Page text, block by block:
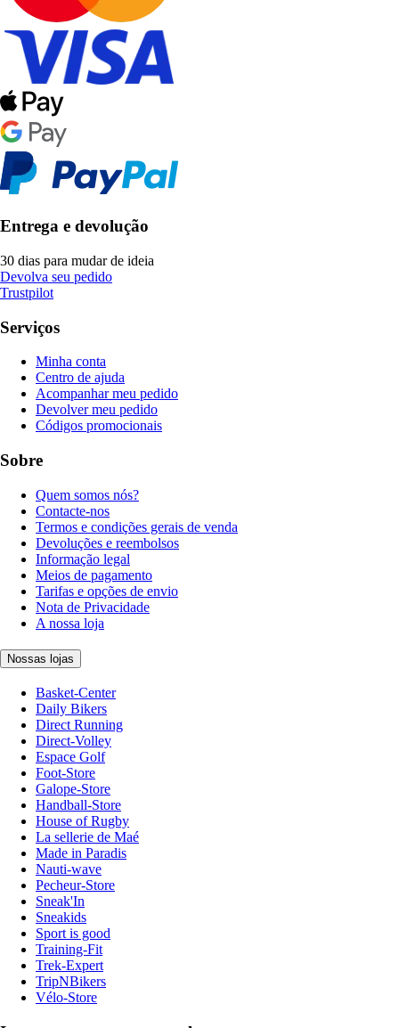
Entrega e devolução
30 dias para mudar de ideia
Devolva seu pedido
Trustpilot
Serviços
Minha conta
Centro de ajuda
Acompanhar meu pedido
Devolver meu pedido
Códigos promocionais
Sobre
Quem somos nós?
Contacte-nos
Termos e condições gerais de venda
Devoluções e reembolsos
Informação legal
Meios de pagamento
Tarifas e opções de envio
Nota de Privacidade
A nossa loja
Nossas lojas
Basket-Center
Daily Bikers
Direct Running
Direct-Volley
Espace Golf
Foot-Store
Galope-Store
Handball-Store
House of Rugby
La sellerie de Maé
Made in Paradis
Nauti-wave
Pecheur-Store
Sneak'In
Sneakids
Sport is good
Training-Fit
Trek-Expert
TripNBikers
Vélo-Store